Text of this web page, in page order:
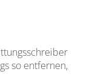
so entfernen,